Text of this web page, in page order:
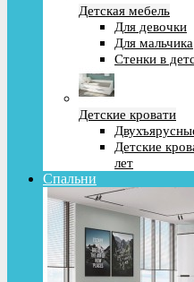
Детская мебель
Для девочки
Для мальчика
Стенки в
Детские кровати
Детские
лет
Спальни